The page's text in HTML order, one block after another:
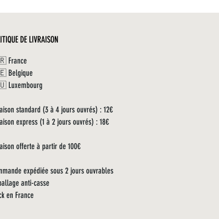
La Quinta de Nápoles, sur la rive
environ 30 hectares. Acquise en 1988,
la Quinta Do Carril, se situe à côté de
la Quinta de Nápoles et s’étend sur 9
produit également des vins dans les
régions de Bairrada, Dão, Vinho Verde
de respect du terroir.
DE LIVRAISON
standard (3 à 4 jours ouvrés) : 12€
express (1 à 2 jours ouvrés) : 18€
offerte à partir de 100€
expédiée sous 2 jours ouvrables
anti-casse
en France